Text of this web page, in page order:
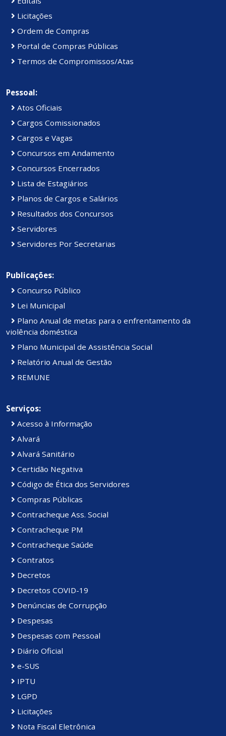
Licitações
Ordem de Compras
Portal de Compras Públicas
Termos de Compromissos/Atas
Pessoal:
Atos Oficiais
Cargos Comissionados
Cargos e Vagas
Concursos em Andamento
Concursos Encerrados
Lista de Estagiários
Planos de Cargos e Salários
Resultados dos Concursos
Servidores
Servidores Por Secretarias
Publicações:
Concurso Público
Lei Municipal
Plano Anual de metas para o enfrentamento da
violência doméstica
Plano Municipal de Assistência Social
Relatório Anual de Gestão
REMUNE
Serviços:
Acesso à Informação
Alvará
Alvará Sanitário
Certidão Negativa
Código de Ética dos Servidores
Compras Públicas
Contracheque Ass. Social
Contracheque PM
Contracheque Saúde
Contratos
Decretos
Decretos COVID-19
Denúncias de Corrupção
Despesas
Despesas com Pessoal
Diário Oficial
e-SUS
IPTU
LGPD
Licitações
Nota Fiscal Eletrônica